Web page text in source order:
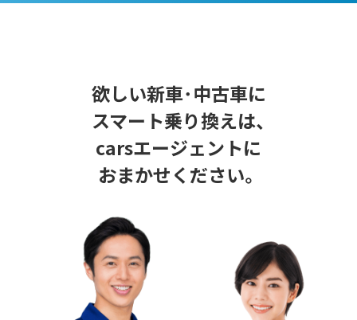
欲しい新車･中古車に
スマート乗り換えは、
carsエージェントに
おまかせください。